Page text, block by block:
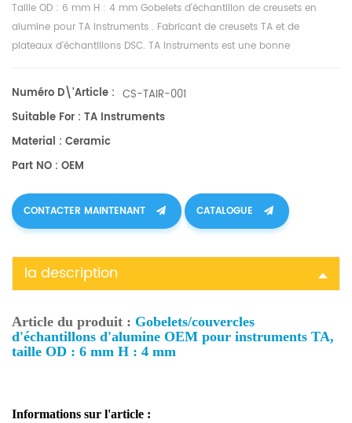
Taille OD : 6 mm H : 4 mm Gobelets d'échantillon de creusets en
alumine pour TA Instruments . Fabricant de creusets TA et de
plateaux d'échantillons DSC. TA Instruments est une bonne
Numéro D\'article : CS-TAIR-001
Suitable For : TA Instruments
Material : Ceramic
Part NO : OEM
CONTACTER MAINTENANT CATALOGUE
la description
Article du produit : Gobelets/couvercles
d'échantillons d'alumine OEM pour instruments TA,
taille OD : 6 mm H : 4 mm
Informations sur l'article :